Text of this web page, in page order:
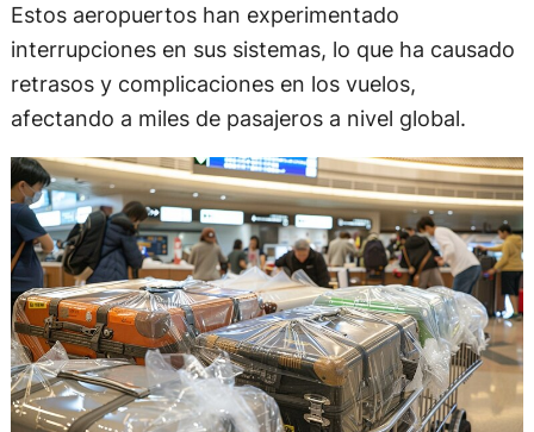
Estos aeropuertos han experimentado
interrupciones en sus sistemas, lo que ha causado
retrasos y complicaciones en los vuelos,
afectando a miles de pasajeros a nivel global.